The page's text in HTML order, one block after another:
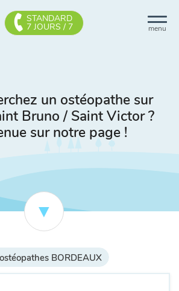
menu
STANDARD
7 JOURS / 7
un ostéopathe sur
Bruno / Saint Victor ?
sur notre page !
BORDEAUX